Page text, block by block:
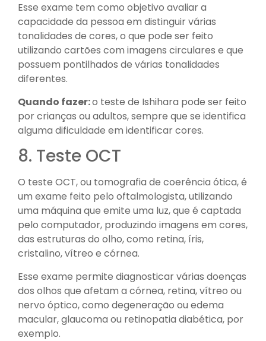
Esse exame tem como objetivo avaliar a
capacidade da pessoa em distinguir várias
tonalidades de cores, o que pode ser feito
utilizando cartões com imagens circulares e que
possuem pontilhados de várias tonalidades
diferentes.
Quando fazer:o teste de Ishihara pode ser feito
por crianças ou adultos, sempre que se identifica
alguma dificuldade em identificar cores.
8. Teste OCT
O teste OCT, ou tomografia de coerência ótica, é
um exame feito pelo oftalmologista, utilizando
uma máquina que emite uma luz, que é captada
pelo computador, produzindo imagens em cores,
das estruturas do olho, como retina, íris,
cristalino, vítreo e córnea.
Esse exame permite diagnosticar várias doenças
dos olhos que afetam a córnea, retina, vítreo ou
nervo óptico, como degeneração ou edema
macular, glaucoma ou retinopatia diabética, por
exemplo.